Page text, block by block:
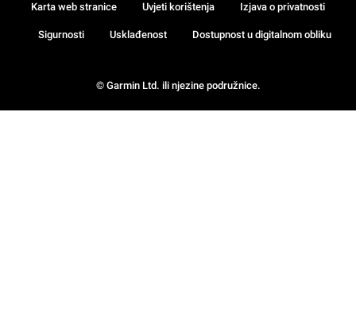
© Garmin Ltd. ili njezine podružnice.
Karta web stranice Uvjeti korištenja Izjava o privatnosti
Sigurnosti Usklađenost Dostupnost u digitalnom obliku